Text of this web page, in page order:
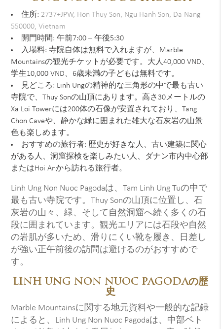
住所: 2737+JPW, Hon Thuy Son, Ngu Hanh Son, Da Nang
550000, Vietnam
開門時間: 午前7:00 – 午後5:30
入場料: 寺院自体は無料で入れますが、Marble
Mountainsの観光チケットが必要です。大人40,000 VND、
学生10,000 VND、6歳未満の子どもは無料です。
見どころ: Linh Ungの精神的な三角形の中で最も古い
寺院で、Thuy Sonの山頂にあります。高さ30メートルの
Xa Loi Towerには200体の石像が安置されており、Tang
Chon Caveや、静かな緑に囲まれた雄大な石灰岩の山景
色も楽しめます。
おすすめの旅行者: 歴史が好きな人、古い建築に関心
がある人、洞窟探検を楽しみたい人、ダナン市内中心部
またはHoi Anから訪れる旅行者。
Linh Ung Non Nuoc Pagodaは、Tam Linh Ung Tuの中で
最も古い寺院です。Thuy Sonの山頂に位置し、石
灰岩の山々、緑、そして自然洞窟へ続く多くの石
段に囲まれています。観光エリアには石段や自然
の岩肌が多いため、滑りにくい靴を履き、日差し
が強い正午前後の訪問は避けるのがおすすめで
す。
LINH UNG NON NUOC PAGODAの歴
史
Marble Mountainsに関する地元資料や一般的な記録
によると、Linh Ung Non Nuoc Pagodaは、中部ベト